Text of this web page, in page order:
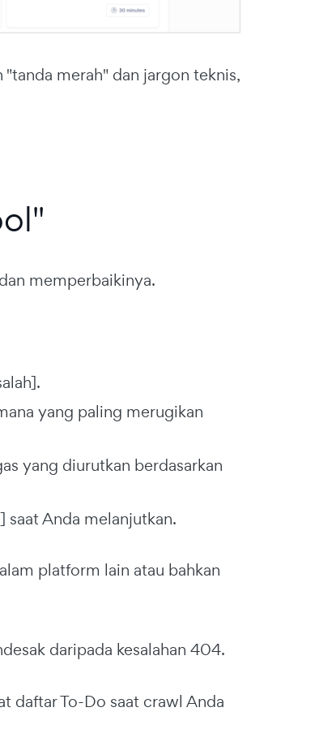
merah" dan jargon teknis,
memperbaikinya.
yang paling merugikan
yang diurutkan berdasarkan
Anda melanjutkan.
platform lain atau bahkan
daripada kesalahan 404.
daftar To-Do saat crawl Anda